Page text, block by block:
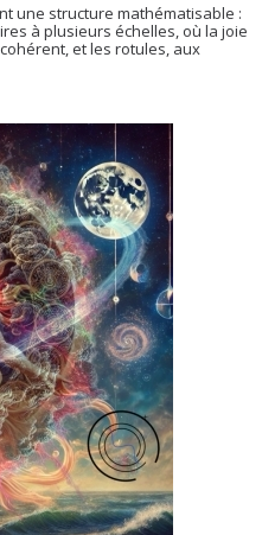
une structure mathématisable :
à plusieurs échelles, où la joie
et les rotules, aux